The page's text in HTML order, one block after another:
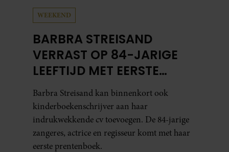
WEEKEND
BARBRA STREISAND
VERRAST OP 84-JARIGE
LEEFTIJD MET EERSTE
KINDERBOEK
Barbra Streisand kan binnenkort ook
kinderboekenschrijver aan haar
indrukwekkende cv toevoegen. De 84-jarige
zangeres, actrice en regisseur komt met haar
eerste prentenboek.